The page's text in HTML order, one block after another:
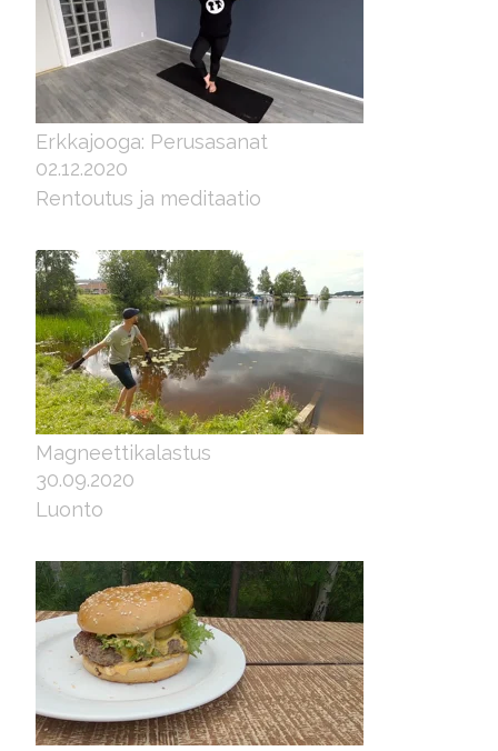
Erkkajooga: Perusasanat
02.12.2020
Rentoutus ja meditaatio
Magneettikalastus
30.09.2020
Luonto